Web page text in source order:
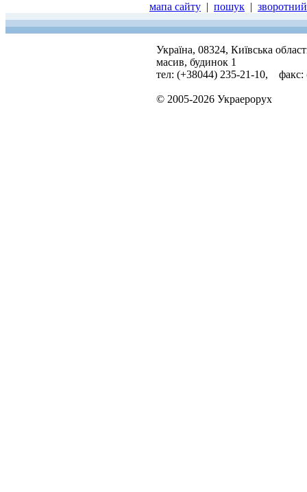
мапа сайту | пошук |
Україна, 08324, Київська
масив, будинок 1
тел: (+38044) 235-21-10, факс:
© 2005-2026 Украерорух